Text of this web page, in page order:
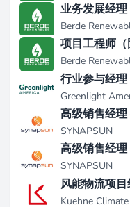
在过去两年中，
力方面取得了重大进
首个能源转型预测，
的关键趋势。该公司
和荷兰，与Vision
战略指导（来源：
了私募股权融资轮，
者资金，同时保持专
在这里工作
Ascend Analytics提
业务发展经理
Berde
项目工程师（
Berde
行业参与经理
Greenlight
高级销售经
SYNAPSUN
高级销售经
SYNAPSUN
风能物流项
Kuehne